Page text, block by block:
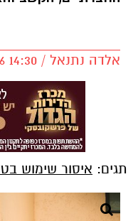
אלדה נתנאל / 14:30 17.05.26
תגים: איסור שימוש